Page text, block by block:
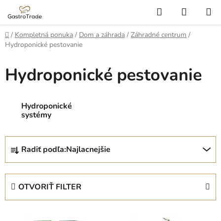
Prejsť
obsah
Hľadať
KOŠÍK
Domov
/ Kompletná ponuka / Dom a záhrada / Záhradné centrum /
Hydroponické pestovanie
Hydroponické pestovanie
Hydroponické
systémy
R
d
Radiť podľa:Najlacnejšie
OTVORIŤ FILTER